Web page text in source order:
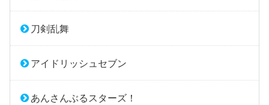
刀剣乱舞
アイドリッシュセブン
あんさんぶるスターズ！